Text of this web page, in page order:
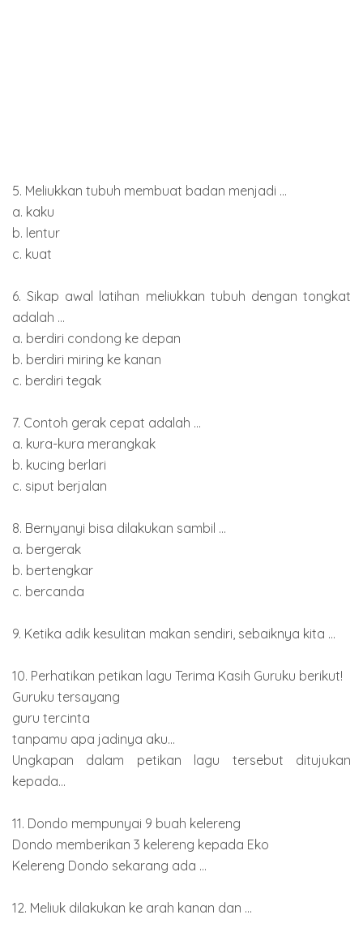
5. Meliukkan tubuh membuat badan menjadi ...
a. kaku
b. lentur
c. kuat
6. Sikap awal latihan meliukkan tubuh dengan tongkat
adalah ...
a. berdiri condong ke depan
b. berdiri miring ke kanan
c. berdiri tegak
7. Contoh gerak cepat adalah ...
a. kura-kura merangkak
b. kucing berlari
c. siput berjalan
8. Bernyanyi bisa dilakukan sambil ...
a. bergerak
b. bertengkar
c. bercanda
9. Ketika adik kesulitan makan sendiri, sebaiknya kita ...
10. Perhatikan petikan lagu Terima Kasih Guruku berikut!
Guruku tersayang
guru tercinta
tanpamu apa jadinya aku...
Ungkapan dalam petikan lagu tersebut ditujukan
kepada...
11. Dondo mempunyai 9 buah kelereng
Dondo memberikan 3 kelereng kepada Eko
Kelereng Dondo sekarang ada ...
12. Meliuk dilakukan ke arah kanan dan ...